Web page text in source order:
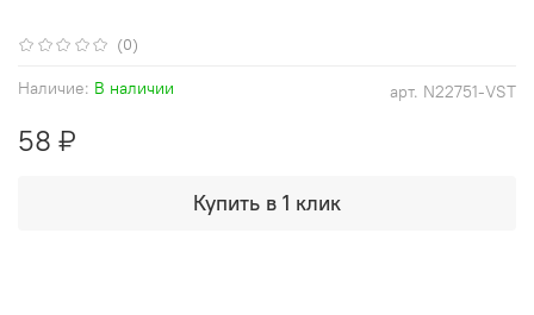
(0)
арт. N22751-VST
Наличие: В наличии
58 ₽
Купить в 1 клик